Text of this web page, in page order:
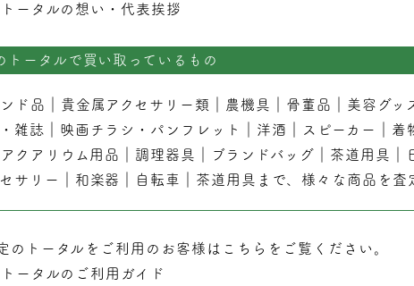
ータルの想い・代表挨拶
トータルで買い取っているもの
ド品 貴金属アクセサリー類 農機具 骨董品 美容グッ
・ 雑誌 映画チラシ・パンフレット 洋酒 スピーカー 着
クアリウム用品 調理器具 ブランドバッグ ｜茶道用具｜
サリー 和楽器 自転車 茶道用具 まで、様々な商品を査
のトータルをご利用のお客様はこちらをご覧ください。
ータルのご利用ガイド